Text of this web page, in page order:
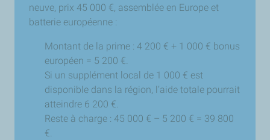
neuve, prix 45 000 €, assemblée en Europe et
batterie européenne :
Montant de la prime : 4 200 € + 1 000 € bonus
européen = 5 200 €.
Si un supplément local de 1 000 € est
disponible dans la région, l’aide totale pourrait
atteindre 6 200 €.
Reste à charge : 45 000 € – 5 200 € = 39 800
€.